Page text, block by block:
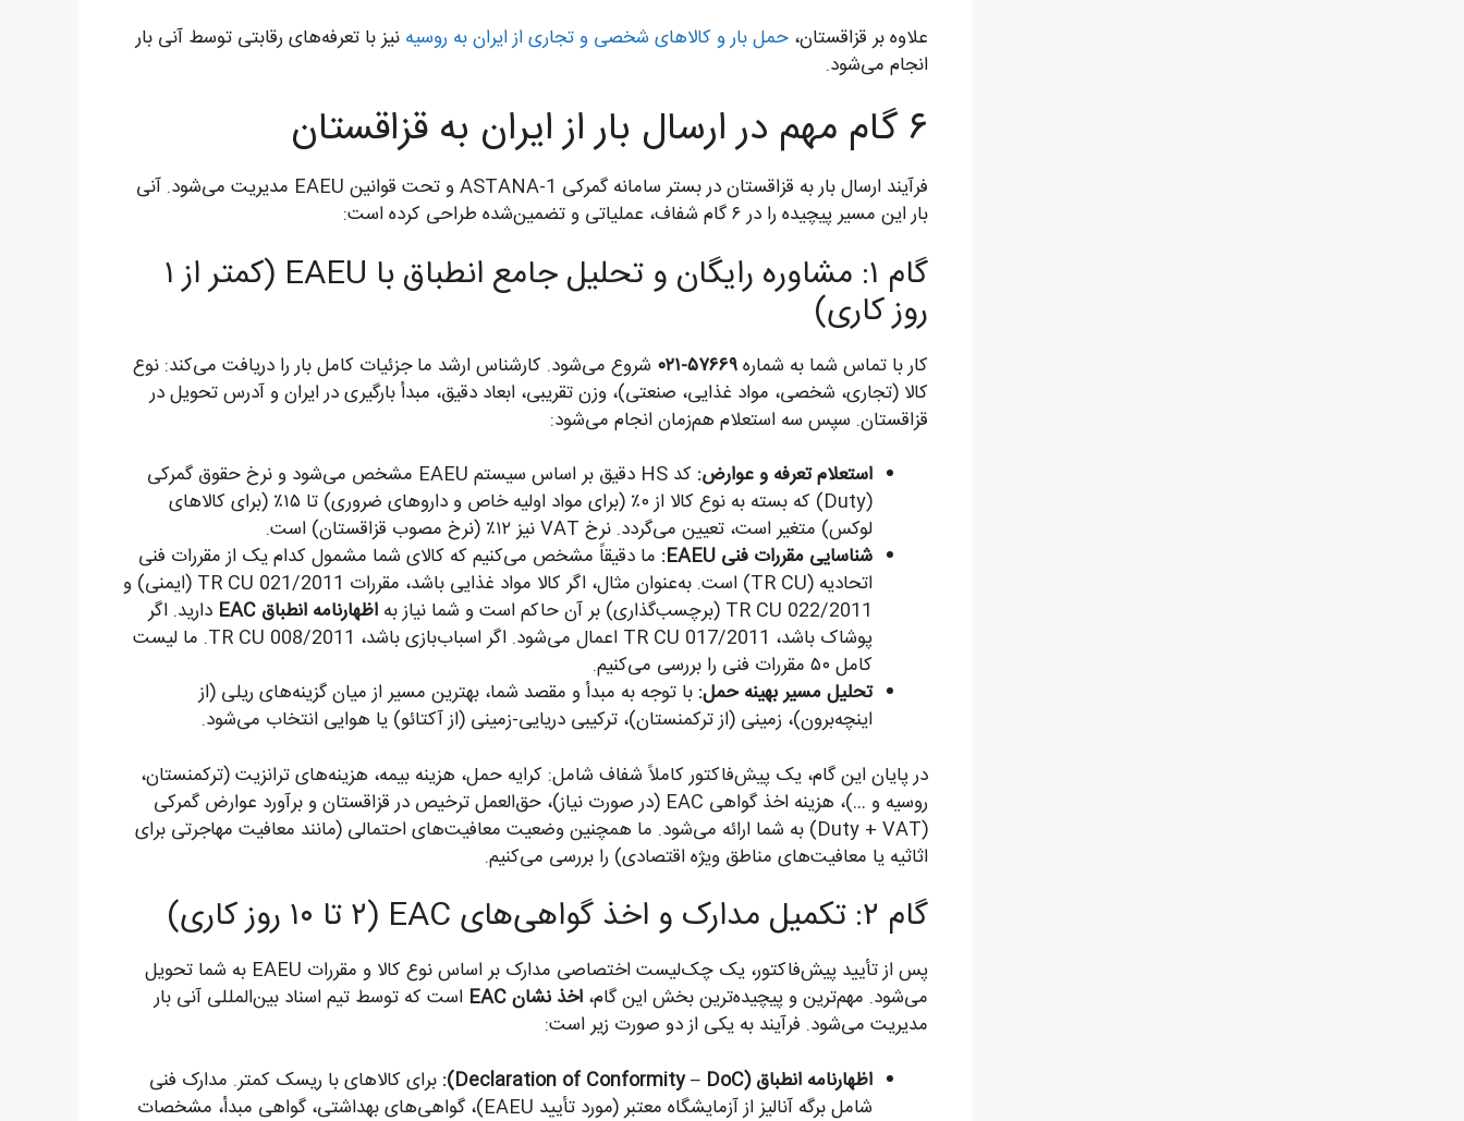
علاوه بر قزاقستان، حمل بار و کالاهای شخصی و تجاری از ایران به روسیه نیز با تعرفه‌های رقابتی توسط آنی بار
انجام می‌شود.
۶ گام مهم در ارسال بار از ایران به قزاقستان
فرآیند ارسال بار به قزاقستان در بستر سامانه گمرکی ASTANA-1 و تحت قوانین EAEU مدیریت می‌شود. آنی
بار این مسیر پیچیده را در ۶ گام شفاف، عملیاتی و تضمین‌شده طراحی کرده است:
گام ۱: مشاوره رایگان و تحلیل جامع انطباق با EAEU (کمتر از ۱
روز کاری)
کار با تماس شما به شماره۵۷۶۶۹-۰۲۱
شروع می‌شود. کارشناس ارشد ما جزئیات کامل بار را دریافت می‌کند: نوع
کالا (تجاری، شخصی، مواد غذایی، صنعتی)، وزن تقریبی، ابعاد دقیق، مبدأ بارگیری در ایران و آدرس تحویل در
قزاقستان. سپس سه استعلام هم‌زمان انجام می‌شود:
استعلام تعرفه و عوارض:
کد HS دقیق بر اساس سیستم EAEU مشخص می‌شود و نرخ حقوق گمرکی
(Duty) که بسته به نوع کالا از ۰٪ (برای مواد اولیه خاص و داروهای ضروری) تا ۱۵٪ (برای کالاهای
لوکس) متغیر است، تعیین می‌گردد. نرخ VAT نیز ۱۲٪ (نرخ مصوب قزاقستان) است.
شناسایی مقررات فنی EAEU:
ما دقیقاً مشخص می‌کنیم که کالای شما مشمول کدام یک از مقررات فنی
اتحادیه (TR CU) است. به‌عنوان مثال، اگر کالا مواد غذایی باشد، مقررات TR CU 021/2011 (ایمنی) و
TR CU 022/2011 (برچسب‌گذاری) بر آن حاکم است و شما نیاز به
اظهارنامه انطباق EAC
دارید. اگر
پوشاک باشد، TR CU 017/2011 اعمال می‌شود. اگر اسباب‌بازی باشد، TR CU 008/2011. ما لیست
کامل ۵۰ مقررات فنی را بررسی می‌کنیم.
تحلیل مسیر بهینه حمل: با توجه به مبدأ و مقصد شما، بهترین مسیر از میان گزینه‌های ریلی (از
اینچه‌برون)، زمینی (از ترکمنستان)، ترکیبی دریایی-زمینی (از آکتائو) یا هوایی انتخاب می‌شود.
در پایان این گام، یک پیش‌فاکتور کاملاً شفاف شامل: کرایه حمل، هزینه بیمه، هزینه‌های ترانزیت (ترکمنستان،
روسیه و …)، هزینه اخذ گواهی EAC (در صورت نیاز)، حق‌العمل ترخیص در قزاقستان و برآورد عوارض گمرکی
(Duty + VAT) به شما ارائه می‌شود. ما همچنین وضعیت معافیت‌های احتمالی (مانند معافیت مهاجرتی برای
اثاثیه یا معافیت‌های مناطق ویژه اقتصادی) را بررسی می‌کنیم.
گام ۲: تکمیل مدارک و اخذ گواهی‌های EAC (۲ تا ۱۰ روز کاری)
پس از تأیید پیش‌فاکتور، یک چک‌لیست اختصاصی مدارک بر اساس نوع کالا و مقررات EAEU به شما تحویل
می‌شود. مهم‌ترین و پیچیده‌ترین بخش این گام، اخذ نشان EAC
است که توسط تیم اسناد بین‌المللی آنی بار
مدیریت می‌شود. فرآیند به یکی از دو صورت زیر است:
اظهارنامه انطباق (Declaration of Conformity – DoC):
برای کالاهای با ریسک کمتر. مدارک فنی
شامل برگه آنالیز از آزمایشگاه معتبر (مورد تأیید EAEU)، گواهی‌های بهداشتی، گواهی مبدأ، مشخصات